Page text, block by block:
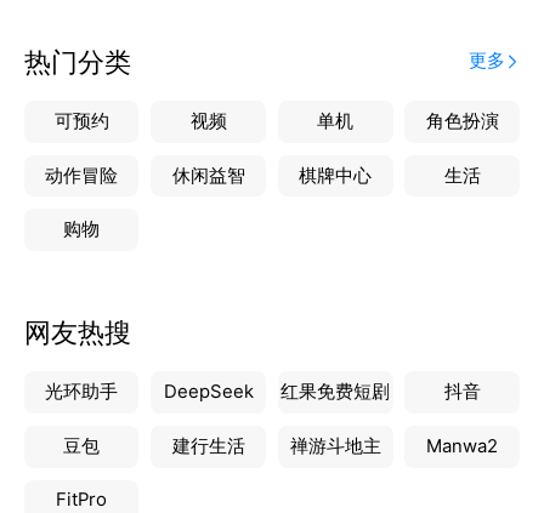
没有中间商的鲜花大客专属平台，真正的优质、低价，
让鲜花采购更容易！
包发货，整个过程缩短至9小时，保障每支鲜花新鲜到
好的价格！
花可供花商采购，还有花艺教程、插花图片、花束制作
花束、开业花篮、会议用花、婚庆用花等，为花商提供
【为什么选择米贝】为全球鲜花大客而生。
热门分类 更多
可预约 视频 单机 角色扮演
动作冒险 休闲益智 棋牌中心 生活
购物
网友热搜
光环助手 DeepSeek 红果免费短剧 抖音
豆包 建行生活 禅游斗地主 Manwa2
FitPro